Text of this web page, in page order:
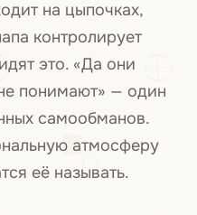
на цыпочках,
контролирует
это. «Да они
понимают» — один
самообманов.
атмосферу
её называть.